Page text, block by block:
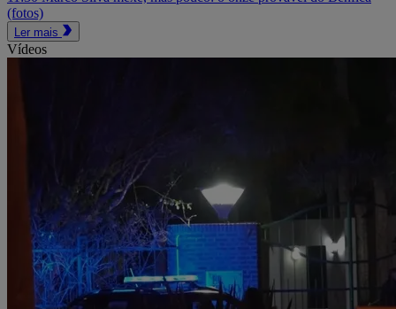
(fotos)
Ler mais
Vídeos